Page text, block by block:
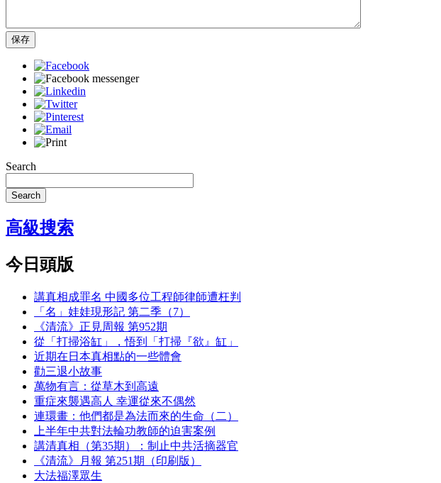
保存
Search
Search
高級搜索
今日頭版
講真相成罪名 中國多位工程師律師遭枉判
「名」娃娃現形記 第二季（7）
《清流》正見周報 第952期
從「打掃浴缸」，悟到「打掃『欲』缸」
近期在日本真相點的一些體會
勸三退小故事
萬物有言：從草木到高遠
重症來襲遇高人 幸運從來不偶然
連環畫：他們都是為法而來的生命（二）
上半年中共對法輪功教師的迫害案例
講清真相（第35期）：制止中共活摘器官
《清流》月報 第251期（印刷版）
大法福澤眾生